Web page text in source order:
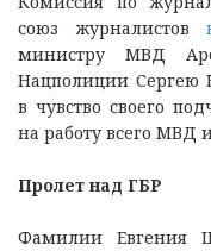
союз журналистов
министру МВД
Нацполиции Сергею
в чувство своего
на работу всего МВД
Пролет над ГБР
Фамилии Евгения